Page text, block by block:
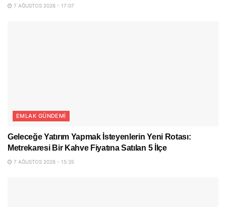
7 AĞUSTOS 2026 - 17:07
EMLAK GÜNDEMI
Geleceğe Yatırım Yapmak İsteyenlerin Yeni Rotası:
Metrekaresi Bir Kahve Fiyatına Satılan 5 İlçe
7 AĞUSTOS 2026 - 15:35